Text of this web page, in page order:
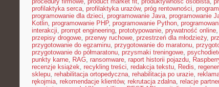
profilaktyka serca, profilaktyka urazów, próg rentowności,
programowanie dla dzieci, programowanie Java, programowanie
Kotlin, programowanie PHP, programowanie Python,
interakcji, prompt engineering, prototypowanie, prywatność online
przepisy drogowe, przerwy ruchowe, przestrzeń dla młodzieży,
przygotowanie do egzaminu, przygotowanie do maratonu,
przygotowanie do półmaratonu, przysmaki treningowe,
punkty karne, RAG, ransomware, raport historii pojazdu,
recenzje książek, recykling treści, redakcja tekstu, Redis,
sklepu, rehabilitacja ortopedyczna, rehabilitacja po urazie,
rękojmia, rekomendacje klientów, rekrutacja zdalna, relacje